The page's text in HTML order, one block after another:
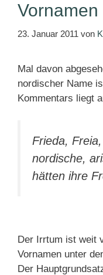
Vornamen
23. Januar 2011 von
Mal davon
nordischer Name
Kommentars liegt
Frieda,
nordische,
hätten ihre
Der Irrtum ist weit
Vornamen unter
Der